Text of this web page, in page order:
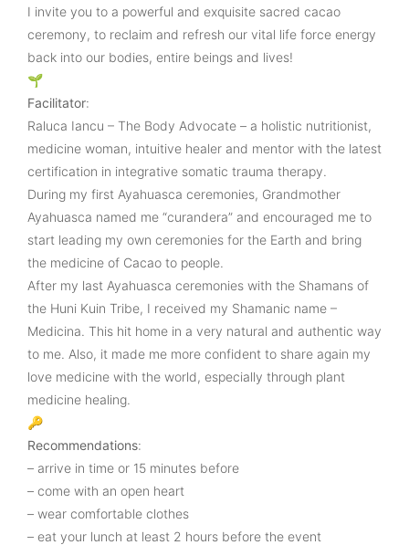
I invite you to a powerful and exquisite sacred cacao
ceremony, to reclaim and refresh our vital life force energy
back into our bodies, entire beings and lives!
🌱
Facilitator:
Raluca Iancu – The Body Advocate – a holistic nutritionist,
medicine woman, intuitive healer and mentor with the latest
certification in integrative somatic trauma therapy.
During my first Ayahuasca ceremonies, Grandmother
Ayahuasca named me “curandera” and encouraged me to
start leading my own ceremonies for the Earth and bring
the medicine of Cacao to people.
After my last Ayahuasca ceremonies with the Shamans of
the Huni Kuin Tribe, I received my Shamanic name –
Medicina. This hit home in a very natural and authentic way
to me. Also, it made me more confident to share again my
love medicine with the world, especially through plant
medicine healing.
🔑
Recommendations:
– arrive in time or 15 minutes before
– come with an open heart
– wear comfortable clothes
– eat your lunch at least 2 hours before the event